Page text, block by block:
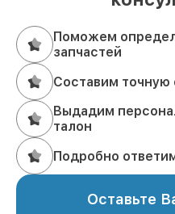
Поможем
запчастей
Составим точную
Выдадим
талон
Подробно
Оставьте